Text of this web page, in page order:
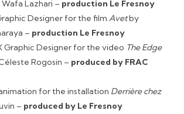
Lazhari – production Le Fresnoy
Designer for the film Avetby
– production Le Fresnoy
Graphic Designer for the video The Edge
Rogosin – produced by FRAC
for the installation Derrière chez
– produced by Le Fresnoy